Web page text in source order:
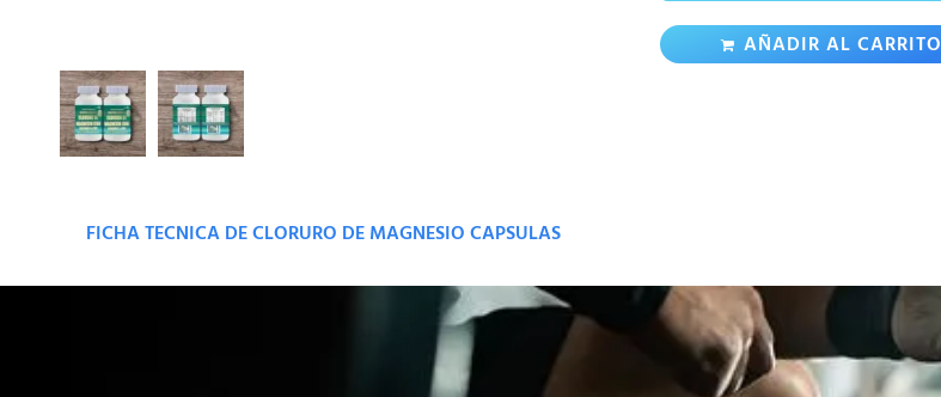
FICHA TECNICA DE CLORURO DE MAGNESIO CAPSULAS
AÑADIR AL CARRITO